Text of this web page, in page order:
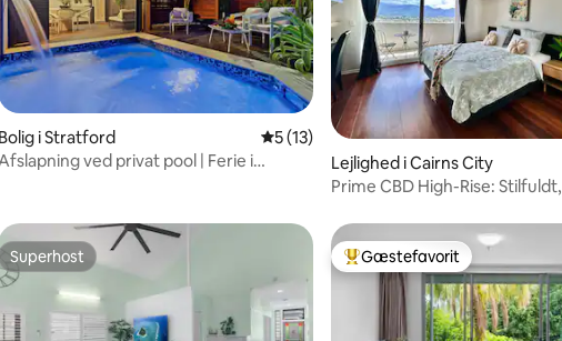
gennemsnitlig bedømmelse, 3 omtaler
Bolig i Stratford 5 ud af 5 i gennemsnitlig bedømmelse,
5 (13)
ved privat pool | Ferie i
Lejlighed i Cairns City
Prime CBD High-Rise: Stilfuldt,
Superhost
Superhost Bedste gæstefavorit
Gæstefavorit